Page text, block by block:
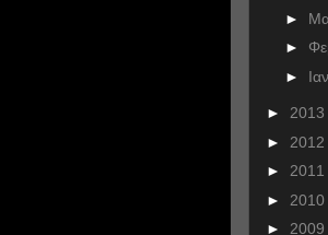
►
►
►
► 2013
► 2012
► 2011
► 2010
► 2009